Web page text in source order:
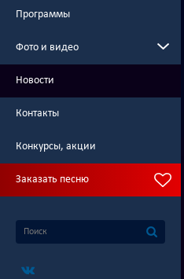
Программы
Фото и видео
Новости
Контакты
Конкурсы, акции
Заказать песню